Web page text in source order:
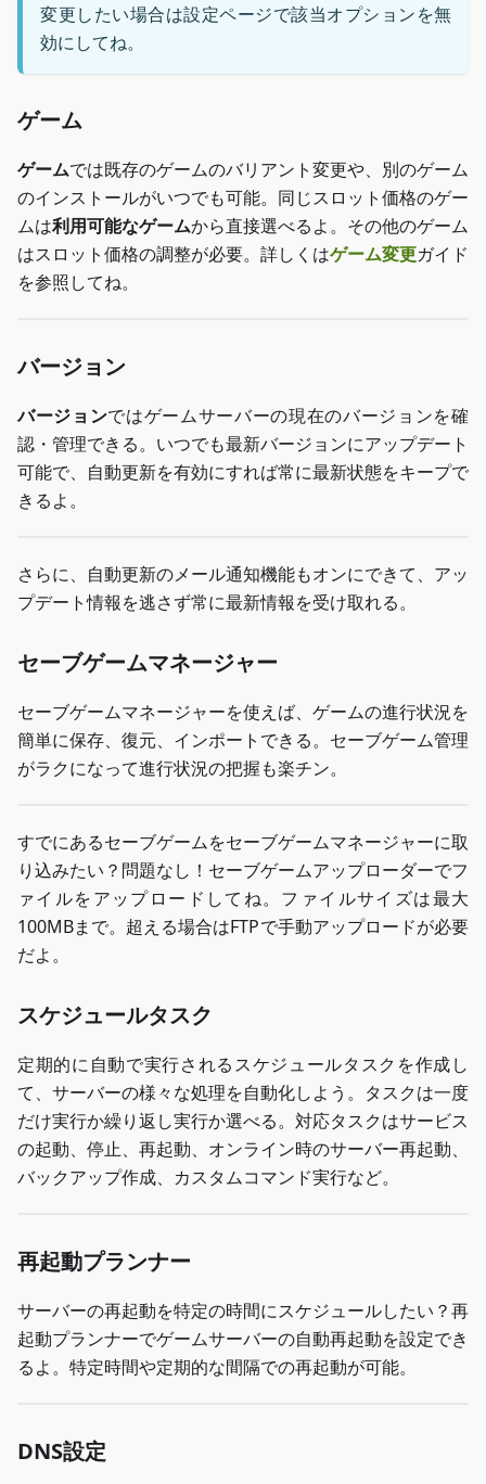
変更したい場合は設定ページで該当オプションを無
効にしてね。
ゲーム
ゲームでは既存のゲームのバリアント変更や、別のゲーム
のインストールがいつでも可能。同じスロット価格のゲー
ムは利用可能なゲームから直接選べるよ。その他のゲーム
はスロット価格の調整が必要。詳しくはゲーム変更ガイド
を参照してね。
バージョン
バージョンではゲームサーバーの現在のバージョンを確
認・管理できる。いつでも最新バージョンにアップデート
可能で、自動更新を有効にすれば常に最新状態をキープで
きるよ。
さらに、自動更新のメール通知機能もオンにできて、アッ
プデート情報を逃さず常に最新情報を受け取れる。
セーブゲームマネージャー
セーブゲームマネージャーを使えば、ゲームの進行状況を
簡単に保存、復元、インポートできる。セーブゲーム管理
がラクになって進行状況の把握も楽チン。
すでにあるセーブゲームをセーブゲームマネージャーに取
り込みたい？問題なし！セーブゲームアップローダーでフ
ァイルをアップロードしてね。ファイルサイズは最大
100MBまで。超える場合はFTPで手動アップロードが必要
だよ。
スケジュールタスク
定期的に自動で実行されるスケジュールタスクを作成し
て、サーバーの様々な処理を自動化しよう。タスクは一度
だけ実行か繰り返し実行か選べる。対応タスクはサービス
の起動、停止、再起動、オンライン時のサーバー再起動、
バックアップ作成、カスタムコマンド実行など。
再起動プランナー
サーバーの再起動を特定の時間にスケジュールしたい？再
起動プランナーでゲームサーバーの自動再起動を設定でき
るよ。特定時間や定期的な間隔での再起動が可能。
DNS設定